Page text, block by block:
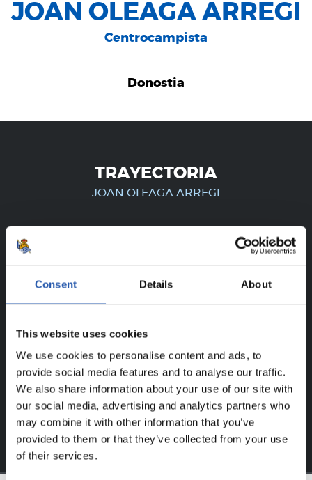
Consent Details About
This website uses cookies
We use cookies to personalise content and ads, to
provide social media features and to analyse our traffic.
We also share information about your use of our site with
our social media, advertising and analytics partners who
may combine it with other information that you’ve
provided to them or that they’ve collected from your use
of their services.
JOAN OLEAGA ARREGI
Centrocampista
Donostia
TRAYECTORIA
JOAN OLEAGA ARREGI
¡SOLO PARA USUARIOS
REGISTRADOS!
nuestra web.
Regístrate haciendo clic en elLoginy disfruta de
contenido exclusivo para ti.